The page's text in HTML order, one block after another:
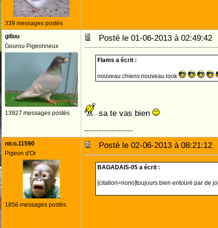
339 messages postés
gillou
Gourou Pigeonneux
13927 messages postés
Posté le 01-06-2013 à
Flams a écrit :
nouveau chiens nouveau look
sa te vas bien
--------------------
nico.11590
Pigeon d'Or
1856 messages postés
Posté le 02-06-2013 à
BAGADAIS-05 a écrit :
[citation=nono]toujours bien entouré par de